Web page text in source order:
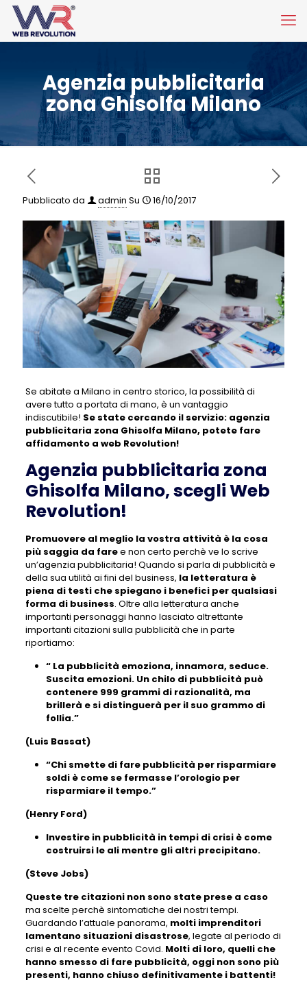
Agenzia pubblicitaria
zona Ghisolfa Milano
Pubblicato da admin Su 16/10/2017
Se abitate a Milano in centro storico, la possibilità di
avere tutto a portata di mano, è un vantaggio
indiscutibile! Se state cercando il servizio: agenzia
pubblicitaria zona Ghisolfa Milano, potete fare
affidamento a web Revolution!
Agenzia pubblicitaria zona
Ghisolfa Milano, scegli Web
Revolution!
Promuovere al meglio la vostra attività è la cosa
più saggia da faree non certo perchè ve lo scrive
un’agenzia pubblicitaria! Quando si parla di pubblicità e
della sua utilità ai fini del business, la letteratura è
piena di testi che spiegano i benefici per qualsiasi
forma di business. Oltre alla letteratura anche
importanti personaggi hanno lasciato altrettante
importanti citazioni sulla pubblicità che in parte
riportiamo:
“ La pubblicità emoziona, innamora, seduce.
Suscita emozioni. Un chilo di pubblicità può
contenere 999 grammi di razionalità, ma
brillerà e si distinguerà per il suo grammo di
follia.”
(Luis Bassat)
“Chi smette di fare pubblicità per risparmiare
soldi è come se fermasse l’orologio per
risparmiare il tempo.”
(Henry Ford)
Investire in pubblicità in tempi di crisi è come
costruirsi le ali mentre gli altri precipitano.
(Steve Jobs)
Queste tre citazioni non sono state prese a caso
ma scelte perchè sintomatiche dei nostri tempi.
Guardando l’attuale panorama, molti imprenditori
lamentano situazioni disastrose, legate al periodo di
crisi e al recente evento Covid. Molti di loro, quelli che
hanno smesso di fare pubblicità, oggi non sono più
presenti, hanno chiuso definitivamente i battenti!